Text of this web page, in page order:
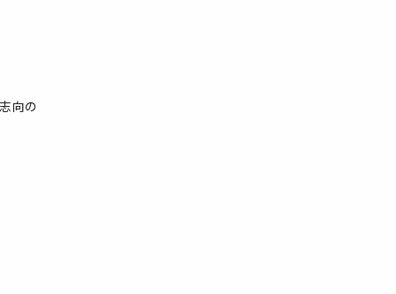
向の